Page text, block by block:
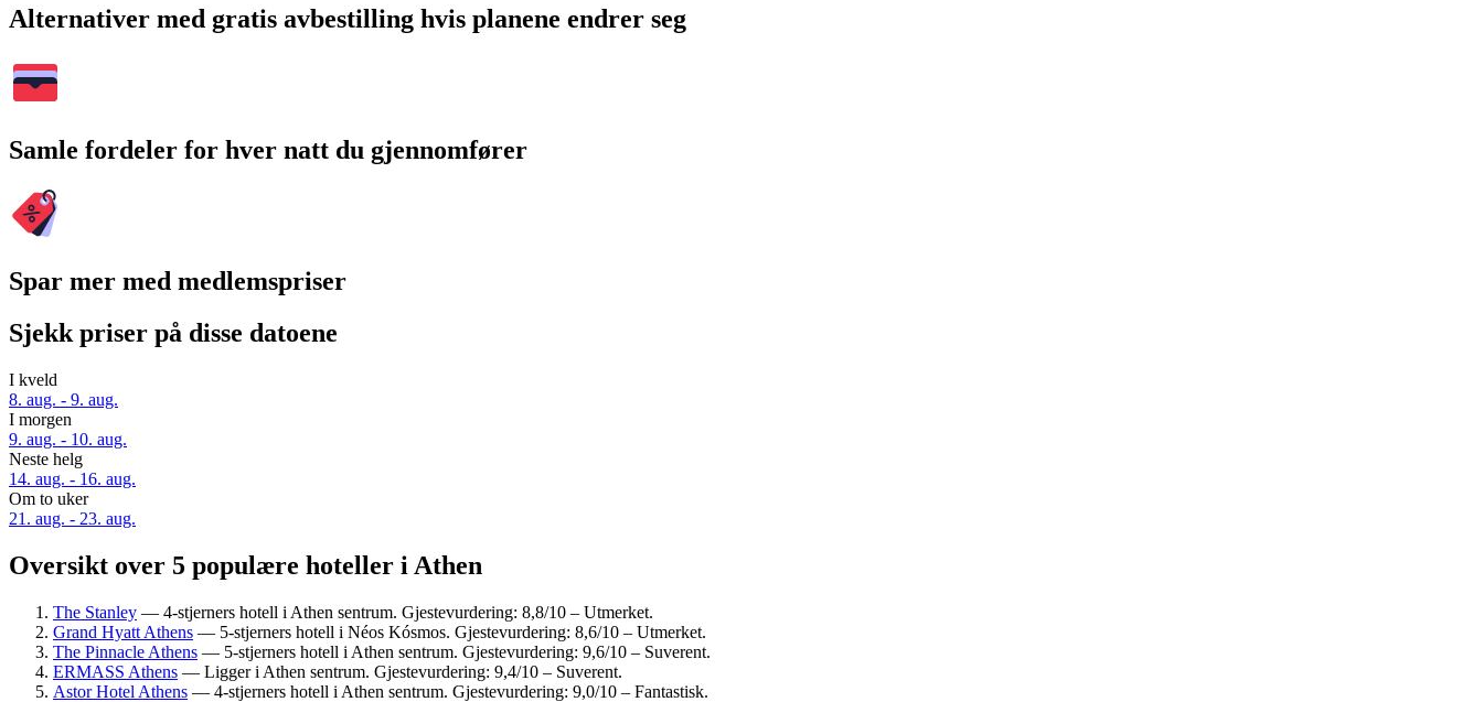
Alternativer med gratis avbestilling hvis planene endrer seg
Samle fordeler for hver natt du gjennomfører
Spar mer med medlemspriser
Sjekk priser på disse datoene
I kveld
8. aug. - 9. aug.
I morgen
9. aug. - 10. aug.
Neste helg
14. aug. - 16. aug.
Om to uker
21. aug. - 23. aug.
Oversikt over 5 populære hoteller i Athen
The Stanley — 4-stjerners hotell i Athen sentrum. Gjestevurdering: 8,8/10 – Utmerket.
Grand Hyatt Athens — 5-stjerners hotell i Néos Kósmos. Gjestevurdering: 8,6/10 – Utmerket.
The Pinnacle Athens — 5-stjerners hotell i Athen sentrum. Gjestevurdering: 9,6/10 – Suverent.
ERMASS Athens — Ligger i Athen sentrum. Gjestevurdering: 9,4/10 – Suverent.
Astor Hotel Athens — 4-stjerners hotell i Athen sentrum. Gjestevurdering: 9,0/10 – Fantastisk.